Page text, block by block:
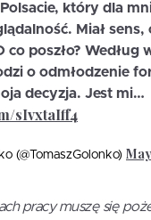
który dla
Miał sens,
co poszło? Według
o odmłodzenie
decyzja. Jest mi…
sIvxtaIff4
(@TomaszGolonko)
pracy muszę się